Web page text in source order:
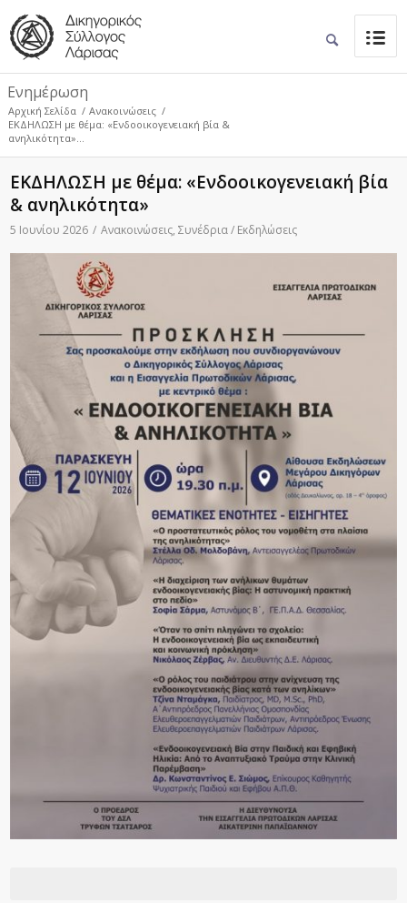
Ενημέρωση
Αρχική Σελίδα / Ανακοινώσεις /
ΕΚΔΗΛΩΣΗ με θέμα: «Ενδοοικογενειακή βία &
ανηλικότητα»...
ΕΚΔΗΛΩΣΗ με θέμα: «Ενδοοικογενειακή βία
& ανηλικότητα»
5 Ιουνίου 2026 / Ανακοινώσεις,Συνέδρια / Εκδηλώσεις